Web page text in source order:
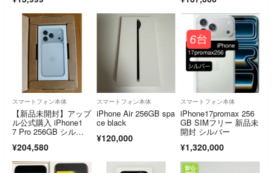
スマートフォン本体
【新品未開封】アップ
ル公式購入 iPhone1
7 Pro 256GB シルバ
¥204,580
スマートフォン本体
iPhone Air 256GB spa
ce black
¥120,000
スマートフォン本体
iPhone17promax 256
GB SIMフリー 新品未
開封 シルバー
¥1,320,000